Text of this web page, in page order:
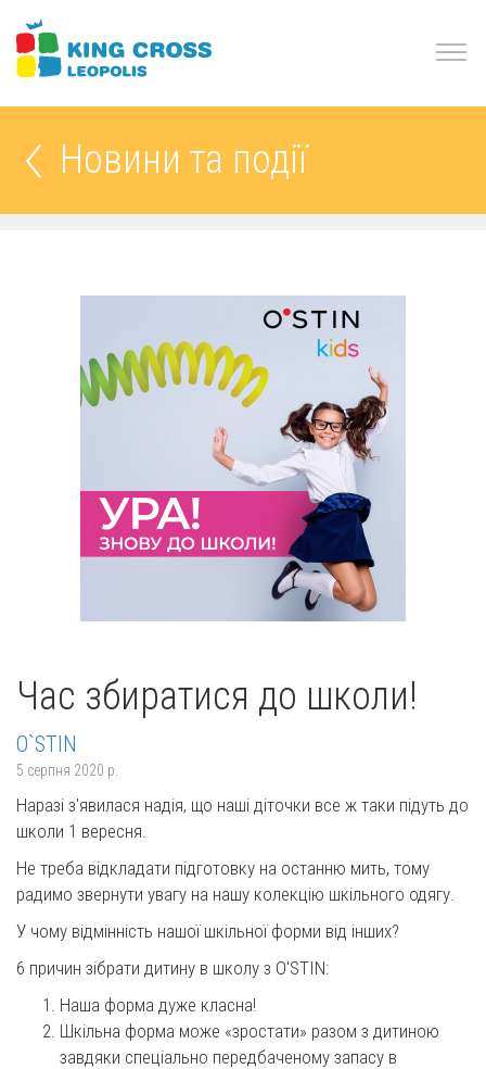
Новини та події
Час збиратися до школи!
O`STIN
5 серпня 2020 р.
Наразі з'явилася надія, що наші діточки все ж таки підуть до
школи 1 вересня.
Не треба відкладати підготовку на останню мить, тому
радимо звернути увагу на нашу колекцію шкільного одягу.
У чому відмінність нашої шкільної форми від інших?
6 причин зібрати дитину в школу з O'STIN:
Наша форма дуже класна!
Шкільна форма може «зростати» разом з дитиною
завдяки спеціально передбаченому запасу в